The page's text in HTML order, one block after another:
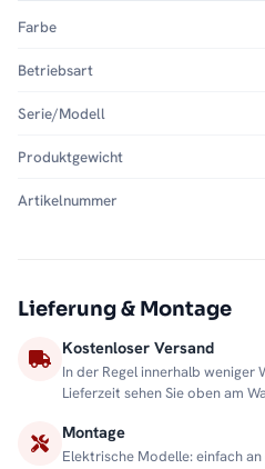
Farbe
Betriebsart
Serie/Modell
Produktgewicht
Artikelnummer
Lieferung & Montage
Kostenloser Versand
In der Regel innerhalb weniger
Lieferzeit sehen Sie oben am
Montage
Elektrische Modelle: einfach